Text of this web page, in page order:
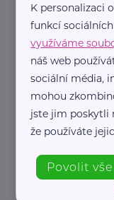
Redakce webu
e-mail:
Redakce
Rokycanova
mail:
tel.: 222 781 773
fax: ...
https://
+420 222
K personalizaci
funkcí
využíváme
náš web
sociální média,
mohou
jste jim poskytli
že používáte
Povolit vše